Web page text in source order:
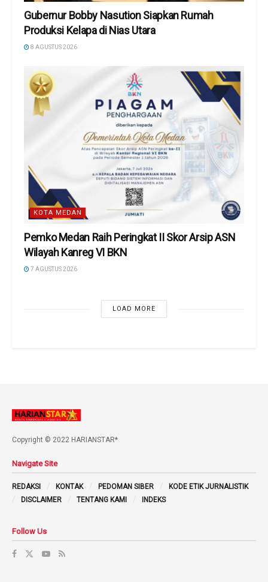
Gubernur Bobby Nasution Siapkan Rumah
Produksi Kelapa di Nias Utara
8 AGUSTUS 2026
KOTA MEDAN
Pemko Medan Raih Peringkat II Skor Arsip ASN
Wilayah Kanreg VI BKN
7 AGUSTUS 2026
LOAD MORE
Copyright © 2022 HARIANSTAR*
Navigate Site
REDAKSI KONTAK PEDOMAN SIBER
KODE ETIK JURNALISTIK
DISCLAIMER
TENTANG KAMI INDEKS
Follow Us